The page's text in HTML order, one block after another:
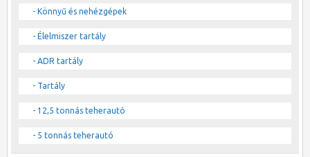
- Könnyű és nehézgépek
- Élelmiszer tartály
- ADR tartály
- Tartály
- 12,5 tonnás teherautó
- 5 tonnás teherautó